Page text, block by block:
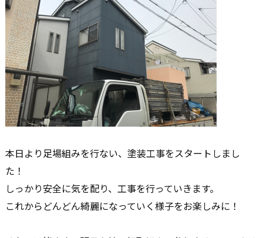
本日より足場組みを行ない、塗装工事をスタートしまし
た！
しっかり安全に気を配り、工事を行っていきます。
これからどんどん綺麗になっていく様子をお楽しみに！